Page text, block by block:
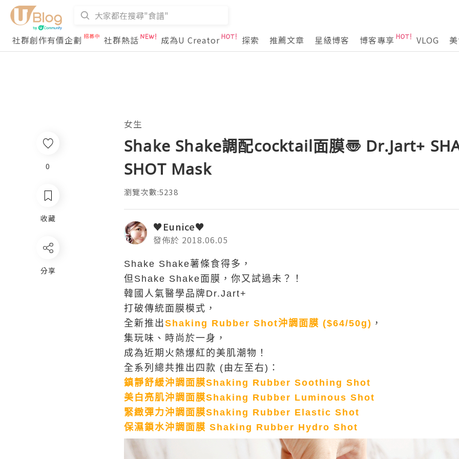
社群創作有價企劃 社群熱話 成為U Creator 探索 推薦文章 星級博客 博客專享 VLOG
0
收藏
分享
女生
Shake Shake調配cocktail面膜〠 Dr.Jart+
SHOT Mask
瀏覽次數:5238
♥Eunice♥
發佈於 2018.06.05
Shake Shake薯條食得多 ，
但Shake Shake面膜，你又試過未？！
韓國人氣醫學品牌Dr.Jart+
打破傳統面膜模式，
全新推出 Shaking Rubber Shot沖調面膜 ($64/50g) ，
集玩味、時尚於一身，
成為近期火熱爆紅的美肌潮物！
全系列總共推出四款 (由左至右)：
鎮靜舒緩沖調面膜Shaking Rubber Soothing Shot
美白亮肌沖調面膜Shaking Rubber Luminous Shot
緊緻彈力沖調面膜Shaking Rubber Elastic Shot
保濕鎖水沖調面膜 Shaking Rubber Hydro Shot